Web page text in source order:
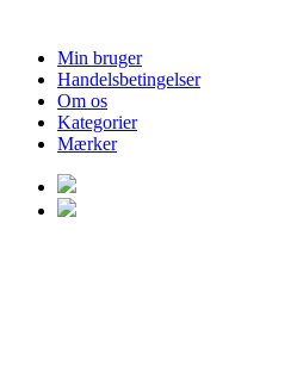
Min bruger
Handelsbetingelser
Om os
Kategorier
Mærker